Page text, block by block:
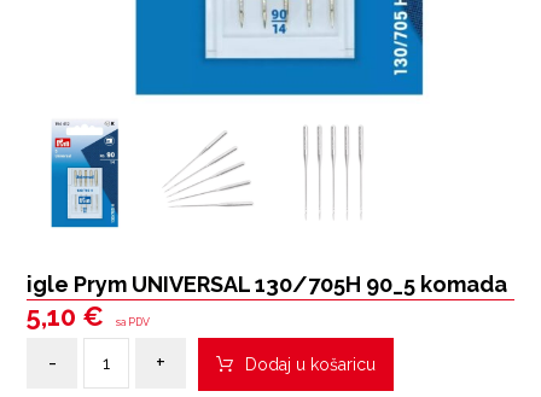
igle Prym UNIVERSAL 130/705H 90_5 komada
5,10 € sa PDV
- + Dodaj u košaricu